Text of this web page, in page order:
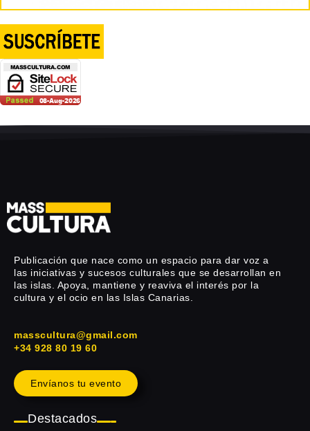
Publicación que nace como un espacio para dar voz a
las iniciativas y sucesos culturales que se desarrollan en
las islas. Apoya, mantiene y reaviva el interés por la
cultura y el ocio en las Islas Canarias.
masscultura@gmail.com
+34 928 80 19 60
Envíanos tu evento
Destacados